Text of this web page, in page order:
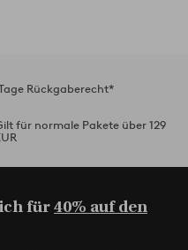
Rückgaberecht*
für normale Pakete über 129
für40% auf den